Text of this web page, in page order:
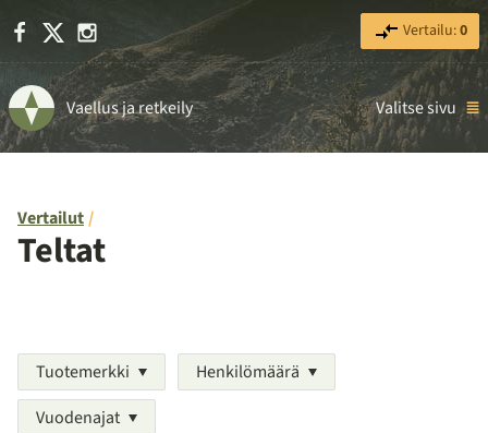
Facebook Instagram Vertailu:0
Vaellus ja retkeily Valitse sivu
Vertailut
Teltat
Tuotemerkki
Henkilömäärä
Vuodenajat